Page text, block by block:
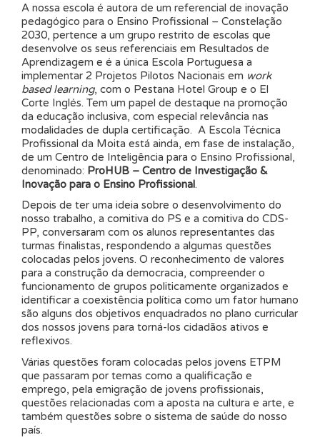
A nossa escola é autora de um referencial de inovação
pedagógico para o Ensino Profissional – Constelação
2030, pertence a um grupo restrito de escolas que
desenvolve os seus referenciais em Resultados de
Aprendizagem e é a única Escola Portuguesa a
implementar 2 Projetos Pilotos Nacionais em work
based learning, com o Pestana Hotel Group e o El
Corte Inglés. Tem um papel de destaque na promoção
da educação inclusiva, com especial relevância nas
modalidades de dupla certificação. A Escola Técnica
Profissional da Moita está ainda, em fase de instalação,
de um Centro de Inteligência para o Ensino Profissional,
denominado: ProHUB – Centro de Investigação &
Inovação para o Ensino Profissional.
Depois de ter uma ideia sobre o desenvolvimento do
nosso trabalho, a comitiva do PS e a comitiva do CDS-
PP, conversaram com os alunos representantes das
turmas finalistas, respondendo a algumas questões
colocadas pelos jovens. O reconhecimento de valores
para a construção da democracia, compreender o
funcionamento de grupos politicamente organizados e
identificar a coexistência política como um fator humano
são alguns dos objetivos enquadrados no plano curricular
dos nossos jovens para torná-los cidadãos ativos e
reflexivos.
Várias questões foram colocadas pelos jovens ETPM
que passaram por temas como a qualificação e
emprego, pela emigração de jovens profissionais,
questões relacionadas com a aposta na cultura e arte, e
também questões sobre o sistema de saúde do nosso
país.